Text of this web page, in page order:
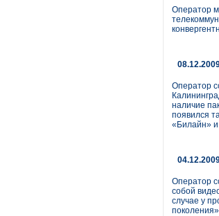
Оператор
Оператор
наличие
появился
«Билайн» и
Оператор
собой
случае у